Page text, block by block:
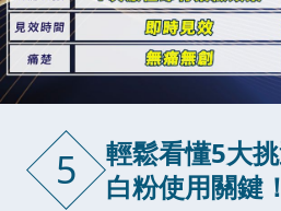
5
輕鬆看懂5大
白粉使用關鍵！